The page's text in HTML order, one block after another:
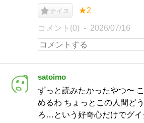
ナイス ★2
コメント(0) 2026/07/16
satoimo
ずっと読みたかったやつ〜
めるわ ちょっとこの人間ど
ろ…という好奇心だけでグ